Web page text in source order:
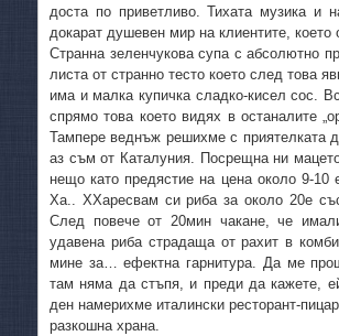
доста по приветливо. Тихата музика и
докарат душевен мир на клиентите,
Странна зеленчукова супа с абсолютно
листа от странно тесто което след това
има и малка купичка сладко-кисел сос.
спрямо това което видях в останалите
Тампере веднъж решихме с приятелката
аз съм от Каталуния. Посрещна ни
нещо като предястие на цена около 9-
Ха.. ХХаресвам си риба за около 20е
След повече от 20мин чакане, че
удавена риба страдаща от рахит в
мине за… ефектна гарнитура. Да ме
там няма да стъпя, и преди да кажете,
ден намерихме италински ресторант-
разкошна храна.